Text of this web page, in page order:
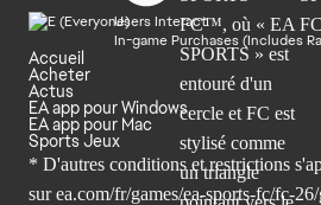
Users Interact
In-game Purchases (Includes
Accueil
Acheter
Actus
EA app pour Windows
EA app pour Mac
Sports Jeux
* D'autres conditions et restrictions
sur ea.com/fr/games/ea-sports-fc/fc-